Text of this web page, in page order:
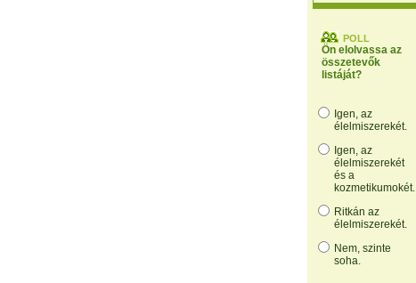
POLL
Ön elolvassa az
összetevők
listáját?
Igen, az
élelmiszerekét.
Igen, az
élelmiszerekét
és a
kozmetikumokét.
Ritkán az
élelmiszerekét.
Nem, szinte
soha.